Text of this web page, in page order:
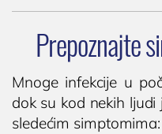
Prepoznajte
Mnoge infekcije u
dok su kod nekih
sledećim simptomima: